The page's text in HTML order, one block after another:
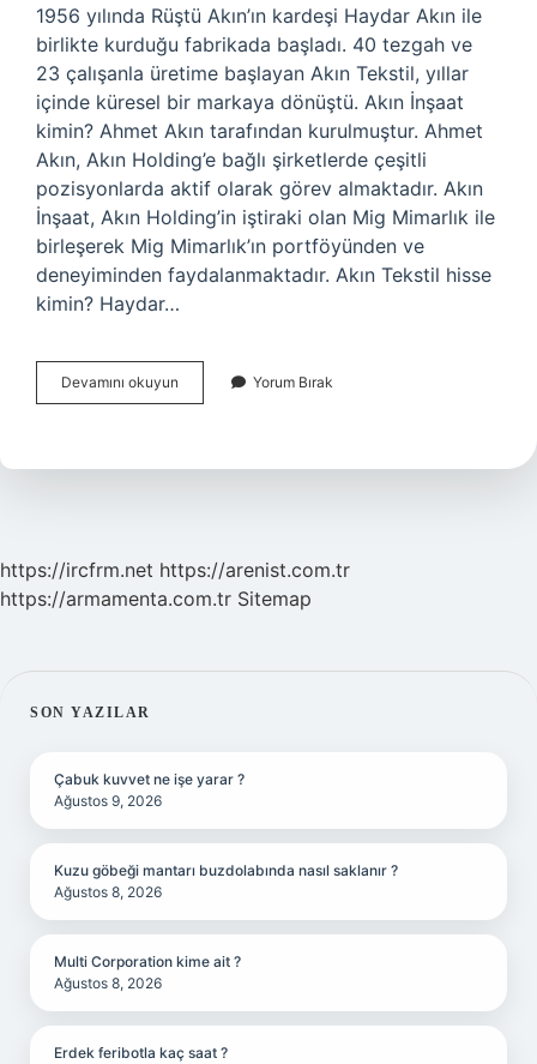
1956 yılında Rüştü Akın’ın kardeşi Haydar Akın ile
birlikte kurduğu fabrikada başladı. 40 tezgah ve
23 çalışanla üretime başlayan Akın Tekstil, yıllar
içinde küresel bir markaya dönüştü. Akın İnşaat
kimin? Ahmet Akın tarafından kurulmuştur. Ahmet
Akın, Akın Holding’e bağlı şirketlerde çeşitli
pozisyonlarda aktif olarak görev almaktadır. Akın
İnşaat, Akın Holding’in iştiraki olan Mig Mimarlık ile
birleşerek Mig Mimarlık’ın portföyünden ve
deneyiminden faydalanmaktadır. Akın Tekstil hisse
kimin? Haydar…
Devamını okuyun
Kime
Yorum Bırak
https://ircfrm.net https://arenist.com.tr
https://armamenta.com.tr Sitemap
SIDEBAR
SON YAZILAR
Çabuk kuvvet ne işe yarar ?
Ağustos 9, 2026
Kuzu göbeği mantarı buzdolabında nasıl saklanır ?
Ağustos 8, 2026
Multi Corporation kime ait ?
Ağustos 8, 2026
Erdek feribotla kaç saat ?